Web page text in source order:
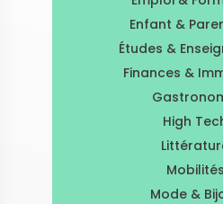
Enfant &
Études &
Finances &
High
Mobilités
Mode &